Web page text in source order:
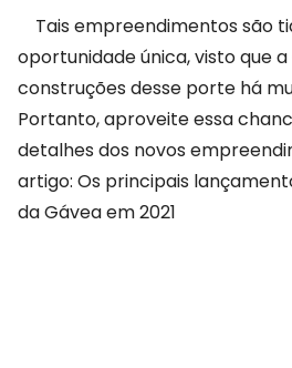
Tais empreendimentos são
oportunidade única, visto que
construções desse porte há
Portanto, aproveite essa
detalhes dos novos
artigo: Os principais
da Gávea em 2021